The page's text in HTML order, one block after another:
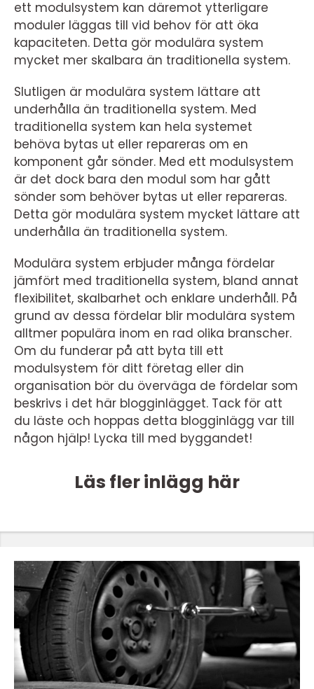
ett modulsystem kan däremot ytterligare
moduler läggas till vid behov för att öka
kapaciteten. Detta gör modulära system
mycket mer skalbara än traditionella system.
Slutligen är modulära system lättare att
underhålla än traditionella system. Med
traditionella system kan hela systemet
behöva bytas ut eller repareras om en
komponent går sönder. Med ett modulsystem
är det dock bara den modul som har gått
sönder som behöver bytas ut eller repareras.
Detta gör modulära system mycket lättare att
underhålla än traditionella system.
Modulära system erbjuder många fördelar
jämfört med traditionella system, bland annat
flexibilitet, skalbarhet och enklare underhåll. På
grund av dessa fördelar blir modulära system
alltmer populära inom en rad olika branscher.
Om du funderar på att byta till ett
modulsystem för ditt företag eller din
organisation bör du överväga de fördelar som
beskrivs i det här blogginlägget. Tack för att
du läste och hoppas detta blogginlägg var till
någon hjälp! Lycka till med byggandet!
Läs fler inlägg här